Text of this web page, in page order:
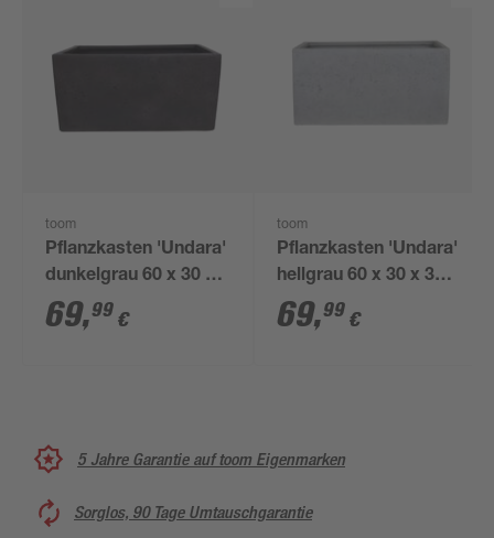
toom
Pflanzkasten 'Undara'
dunkelgrau 60 x 30 x
30 cm
69,99 €
toom
Pflanzkasten 'Undara'
hellgrau 60 x 30 x 30
cm
69,99 €
5 Jahre Garantie auf toom Eigenmarken
Sorglos, 90 Tage Umtauschgarantie